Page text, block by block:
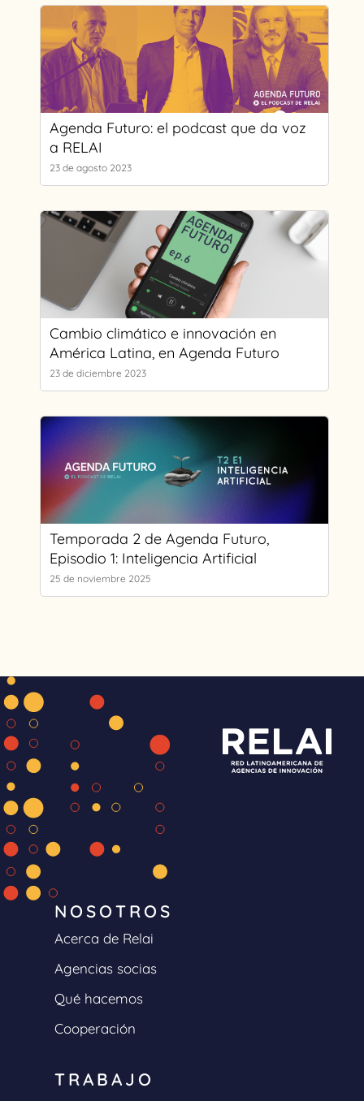
Agenda Futuro: el podcast que da voz
a RELAI
23 de agosto 2023
Cambio climático e innovación en
América Latina, en Agenda Futuro
23 de diciembre 2023
Temporada 2 de Agenda Futuro,
Episodio 1: Inteligencia Artificial
25 de noviembre 2025
NOSOTROS
Acerca de Relai
Agencias socias
Qué hacemos
Cooperación
TRABAJO